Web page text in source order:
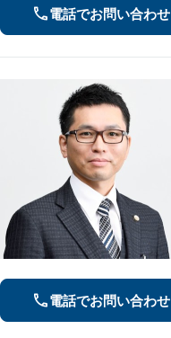
電話でお問い合わせ
電話でお問い合わせ